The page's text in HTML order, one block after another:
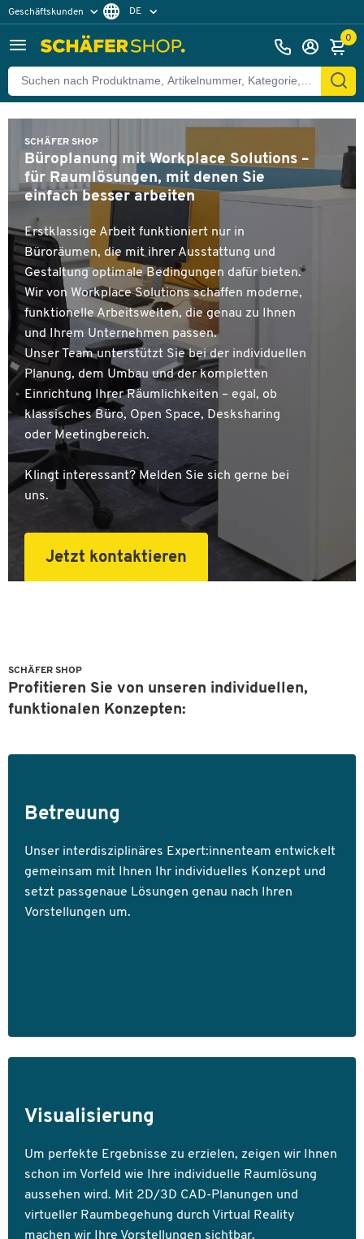
Geschäftskunden DE
0
SCHÄFER SHOP
Büroplanung mit Workplace Solutions –
für Raumlösungen, mit denen Sie
einfach besser arbeiten
Erstklassige Arbeit funktioniert nur in
Büroräumen, die mit ihrer Ausstattung und
Gestaltung optimale Bedingungen dafür bieten.
Wir von Workplace Solutions schaffen moderne,
funktionelle Arbeitswelten, die genau zu Ihnen
und Ihrem Unternehmen passen.
Unser Team unterstützt Sie bei der individuellen
Planung, dem Umbau und der kompletten
Einrichtung Ihrer Räumlichkeiten – egal, ob
klassisches Büro, Open Space, Desksharing
oder Meetingbereich.
Klingt interessant? Melden Sie sich gerne bei
uns.
Jetzt kontaktieren
SCHÄFER SHOP
Profitieren Sie von unseren individuellen,
funktionalen Konzepten:
Betreuung
Unser interdisziplinäres Expert:innenteam entwickelt
gemeinsam mit Ihnen Ihr individuelles Konzept und
setzt passgenaue Lösungen genau nach Ihren
Vorstellungen um.
Visualisierung
Um perfekte Ergebnisse zu erzielen, zeigen wir Ihnen
schon im Vorfeld wie Ihre individuelle Raumlösung
aussehen wird. Mit 2D/3D CAD-Planungen und
virtueller Raumbegehung durch Virtual Reality
machen wir Ihre Vorstellungen sichtbar.